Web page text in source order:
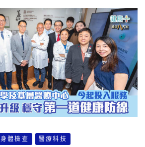
身體檢查 醫療科技